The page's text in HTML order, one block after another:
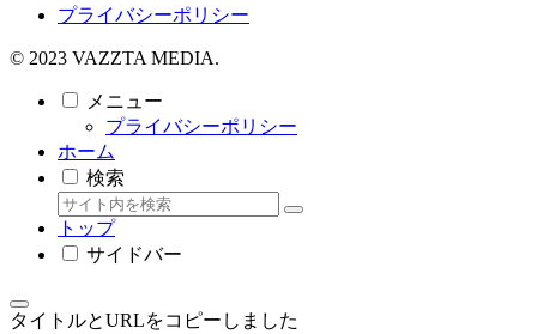
プライバシーポリシー
© 2023 VAZZTA MEDIA.
メニュー
プライバシーポリシー
ホーム
検索
トップ
サイドバー
タイトルとURLをコピーしました